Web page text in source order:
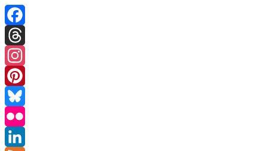
Facebook
Threads
Instagram
Pinterest
Bluesky
Flickr